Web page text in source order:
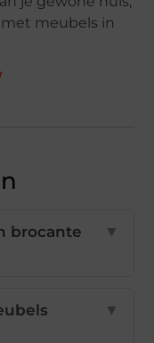
meubels in
brocante
▼
▼